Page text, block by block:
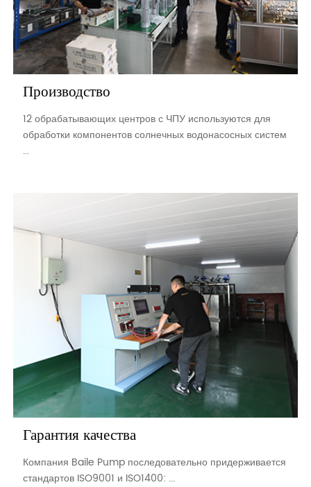
Производство
12 обрабатывающих центров с ЧПУ используются для
обработки компонентов солнечных водонасосных систем
...
Гарантия качества
Компания Baile Pump последовательно придерживается
стандартов ISO9001 и ISO1400: ...